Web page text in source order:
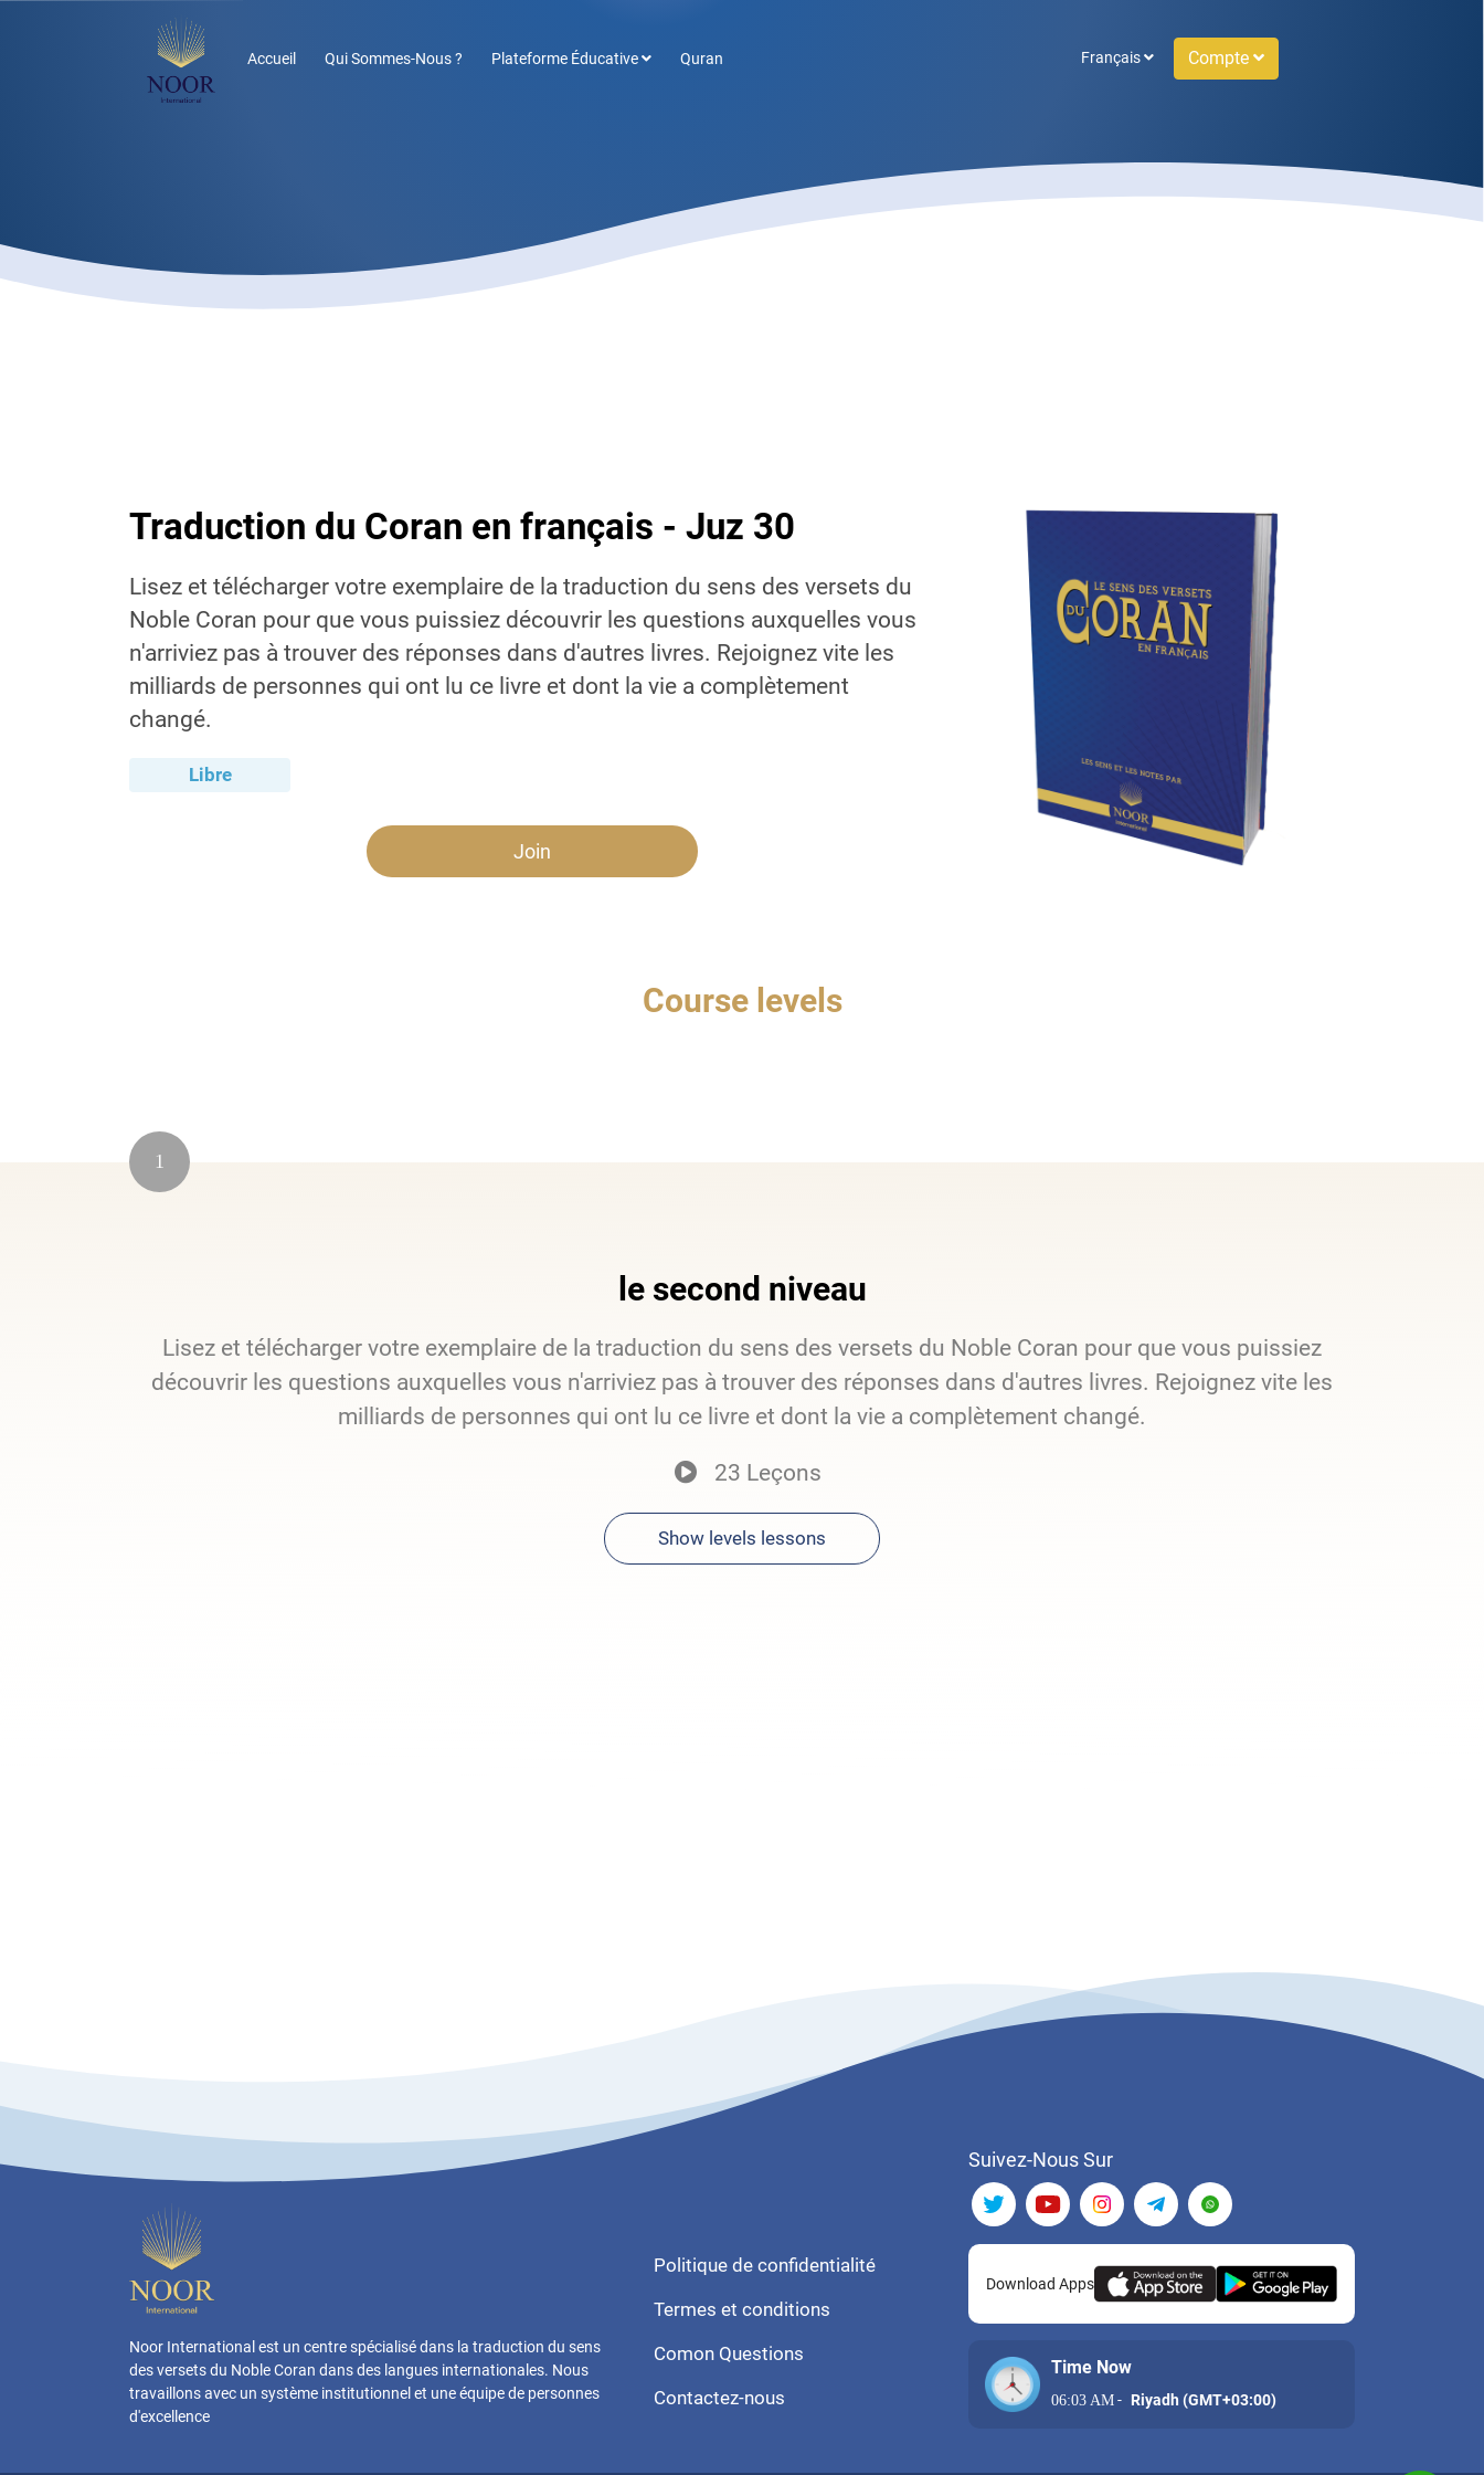
Accueil Qui Sommes-Nous ? Plateforme Éducative Quran Français Compte
Traduction du Coran en français - Juz 30
Lisez et télécharger votre exemplaire de la traduction du sens des versets du
Noble Coran pour que vous puissiez découvrir les questions auxquelles vous
n'arriviez pas à trouver des réponses dans d'autres livres. Rejoignez vite les
milliards de personnes qui ont lu ce livre et dont la vie a complètement
changé.
Libre
Join
Course levels
1
le second niveau
Lisez et télécharger votre exemplaire de la traduction du sens des versets du Noble Coran pour que vous puissiez
découvrir les questions auxquelles vous n'arriviez pas à trouver des réponses dans d'autres livres. Rejoignez vite les
milliards de personnes qui ont lu ce livre et dont la vie a complètement changé.
23 Leçons
Show levels lessons
Noor International est un centre spécialisé dans la traduction du sens
des versets du Noble Coran dans des langues internationales. Nous
travaillons avec un système institutionnel et une équipe de personnes
d'excellence
Politique de confidentialité
Termes et conditions
Comon Questions
Contactez-nous
Suivez-Nous Sur
Download Apps
Time Now
06:03 AM - Riyadh (GMT+03:00)